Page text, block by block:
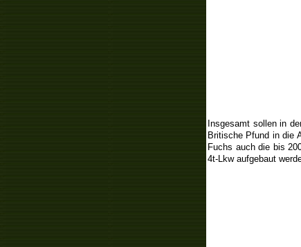
Insgesamt sollen in
Britische Pfund in die
Fuchs auch die bis
4t-Lkw aufgebaut